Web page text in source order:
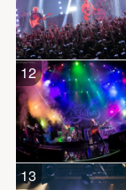
12
13